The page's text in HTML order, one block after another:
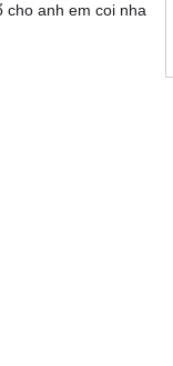
cho anh em coi nha